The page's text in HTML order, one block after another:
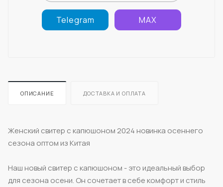
Telegram MAX
ОПИСАНИЕ ДОСТАВКА И ОПЛАТА
Женский свитер с капюшоном 2024 новинка осеннего
сезона оптом из Китая
Наш новый свитер с капюшоном - это идеальный выбор
для сезона осени. Он сочетает в себе комфорт и стиль